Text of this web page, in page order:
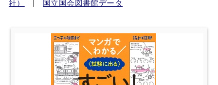
社）
| 国立国会図書館データ